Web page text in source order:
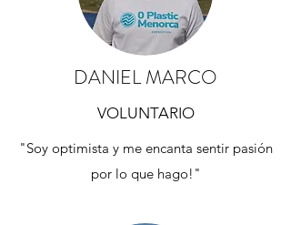
DANIEL MARCO
VOLUNTARIO
"Soy optimista y me encanta sentir pasión
por lo que hago!"